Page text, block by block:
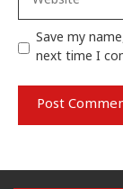
Save my
next time I